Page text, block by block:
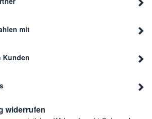
mit
Kunden
widerrufen